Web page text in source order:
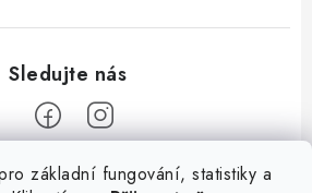
základní fungování, statistiky a